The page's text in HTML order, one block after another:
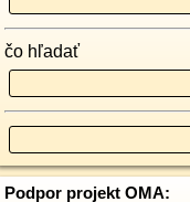
čo hľadať
Podpor projekt OMA: